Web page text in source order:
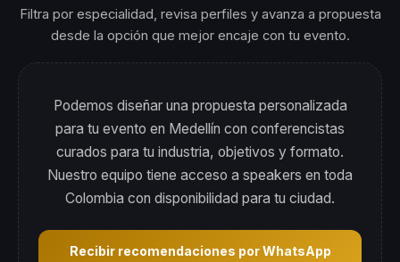
Filtra por especialidad, revisa perfiles y avanza a propuesta
desde la opción que mejor encaje con tu evento.
Podemos diseñar una propuesta personalizada
para tu evento en Medellín con conferencistas
curados para tu industria, objetivos y formato.
Nuestro equipo tiene acceso a speakers en toda
Colombia con disponibilidad para tu ciudad.
Recibir recomendaciones por WhatsApp